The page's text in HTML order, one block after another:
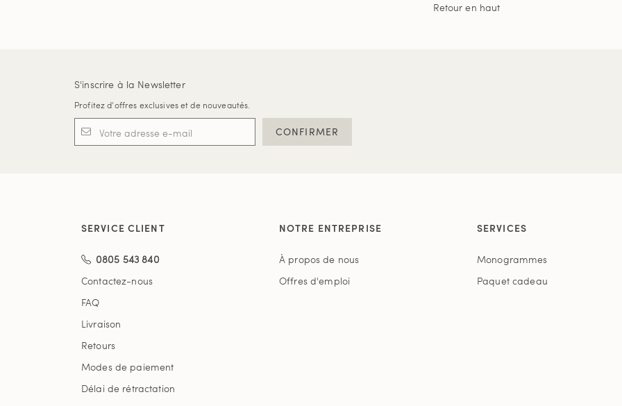
Retour en haut
S'inscrire à la Newsletter
Profitez d'offres exclusives et de nouveautés.
CONFIRMER
SERVICE CLIENT
0805 543 840
Contactez-nous
FAQ
Livraison
Retours
Modes de paiement
Délai de rétractation
NOTRE ENTREPRISE
À propos de nous
Offres d'emploi
SERVICES
Monogrammes
Paquet cadeau